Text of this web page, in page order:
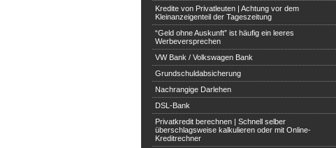
Kredite von Privatleuten | Achtung vor dem
Kleinanzeigenteil der Tageszeitung
“Geld ohne Auskunft” ist häufig ein leeres
Werbeversprechen
VW Bank / Volkswagen Bank
Grundschuldabsicherung
Nachrangige Darlehen
DSL-Bank
Privatkredit berechnen | Schnell selber
überschlagsweise kalkulieren oder mit Online-
Kreditrechner